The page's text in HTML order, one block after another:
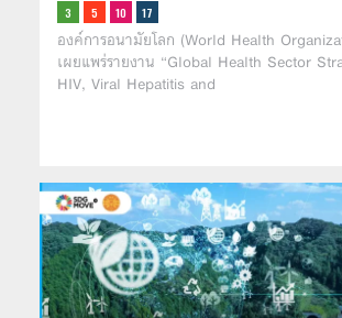
องค์การอนามัยโลก (World Health
เผยแพร่รายงาน “Global Health Sector
HIV, Viral Hepatitis and